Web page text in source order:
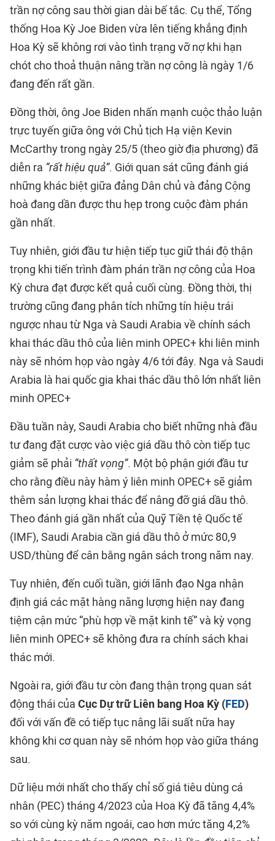
trần nợ công sau thời gian dài bế tắc. Cụ thể, Tổng
thống Hoa Kỳ Joe Biden vừa lên tiếng khẳng định
Hoa Kỳ sẽ không rơi vào tình trạng vỡ nợ khi hạn
chót cho thoả thuận nâng trần nợ công là ngày 1/6
đang đến rất gần.
Đồng thời, ông Joe Biden nhấn mạnh cuộc thảo luận
trực tuyến giữa ông với Chủ tịch Hạ viện Kevin
McCarthy trong ngày 25/5 (theo giờ địa phương) đã
diễn ra “rất hiệu quả”. Giới quan sát cũng đánh giá
những khác biệt giữa đảng Dân chủ và đảng Cộng
hoà đang dần được thu hẹp trong cuộc đàm phán
gần nhất.
Tuy nhiên, giới đầu tư hiện tiếp tục giữ thái độ thận
trọng khi tiến trình đàm phán trần nợ công của Hoa
Kỳ chưa đạt được kết quả cuối cùng. Đồng thời, thị
trường cũng đang phân tích những tín hiệu trái
ngược nhau từ Nga và Saudi Arabia về chính sách
khai thác dầu thô của liên minh OPEC+ khi liên minh
này sẽ nhóm họp vào ngày 4/6 tới đây. Nga và Saudi
Arabia là hai quốc gia khai thác dầu thô lớn nhất liên
minh OPEC+
Đầu tuần này, Saudi Arabia cho biết những nhà đầu
tư đang đặt cược vào việc giá dầu thô còn tiếp tục
giảm sẽ phải “thất vọng”. Một bộ phận giới đầu tư
cho rằng điều này hàm ý liên minh OPEC+ sẽ giảm
thêm sản lượng khai thác để nâng đỡ giá dầu thô.
Theo đánh giá gần nhất của Quỹ Tiền tệ Quốc tế
(IMF), Saudi Arabia cần giá dầu thô ở mức 80,9
USD/thùng để cân bằng ngân sách trong năm nay.
Tuy nhiên, đến cuối tuần, giới lãnh đạo Nga nhận
định giá các mặt hàng năng lượng hiện nay đang
tiệm cận mức “phù hợp về mặt kinh tế” và kỳ vọng
liên minh OPEC+ sẽ không đưa ra chính sách khai
thác mới.
Ngoài ra, giới đầu tư còn đang thận trọng quan sát
động thái của Cục Dự trữ Liên bang Hoa Kỳ (FED)
đối với vấn đề có tiếp tục nâng lãi suất nữa hay
không khi cơ quan này sẽ nhóm họp vào giữa tháng
sau.
Dữ liệu mới nhất cho thấy chỉ số giá tiêu dùng cá
nhân (PEC) tháng 4/2023 của Hoa Kỳ đã tăng 4,4%
so với cùng kỳ năm ngoái, cao hơn mức tăng 4,2%